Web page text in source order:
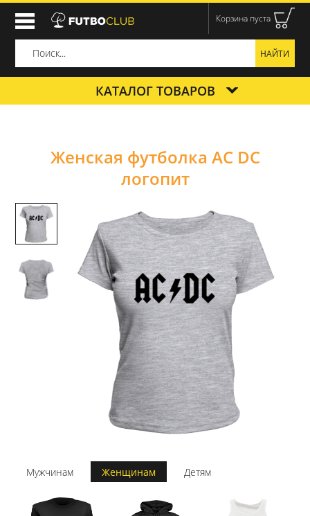
Корзина пуста
КАТАЛОГ ТОВАРОВ
Женская футболка AC DC
логопит
Мужчинам Женщинам Детям